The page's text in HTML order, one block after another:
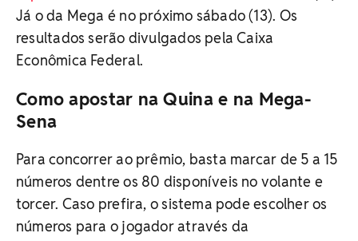
Já o da Mega é no próximo sábado (13). Os
resultados serão divulgados pela Caixa
Econômica Federal.
Como apostar na Quina e na Mega-
Sena
Para concorrer ao prêmio, basta marcar de 5 a 15
números dentre os 80 disponíveis no volante e
torcer. Caso prefira, o sistema pode escolher os
números para o jogador através da